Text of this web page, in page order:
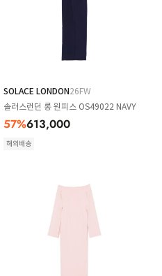
SOLACE LONDON26FW
솔러스런던 롱 원피스 OS49022 NAVY
57%613,000
해외배송